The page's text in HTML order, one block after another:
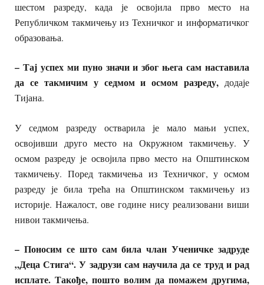
шестом разреду, када је освојила прво место на
Републичком такмичењу из Техничког и информатичког
образовања.
– Тај успех ми пуно значи и због њега сам наставила
да се такмичим у седмом и осмом разреду, додаје
Тијана.
У седмом разреду остварила је мало мањи успех,
освојивши друго место на Окружном такмичењу. У
осмом разреду је освојила прво место на Општинском
такмичењу. Поред такмичења из Техничког, у осмом
разреду је била трећа на Општинском такмичењу из
историје. Нажалост, ове године нису реализовани виши
нивои такмичења.
– Поносим се што сам била члан Ученичке задруде
„Деца Стига“. У задрузи сам научила да се труд и рад
исплате. Такође, пошто волим да помажем другима,